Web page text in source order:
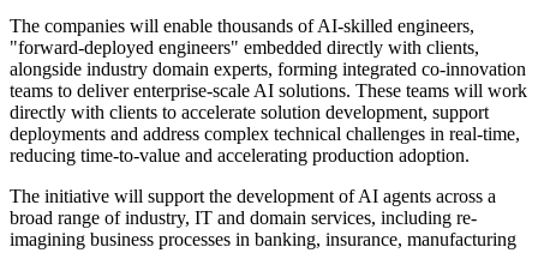
The companies will enable thousands of AI-skilled engineers,
"forward-deployed engineers" embedded directly with clients,
alongside industry domain experts, forming integrated co-innovation
teams to deliver enterprise-scale AI solutions. These teams will work
directly with clients to accelerate solution development, support
deployments and address complex technical challenges in real-time,
reducing time-to-value and accelerating production adoption.
The initiative will support the development of AI agents across a
broad range of industry, IT and domain services, including re-
imagining business processes in banking, insurance, manufacturing